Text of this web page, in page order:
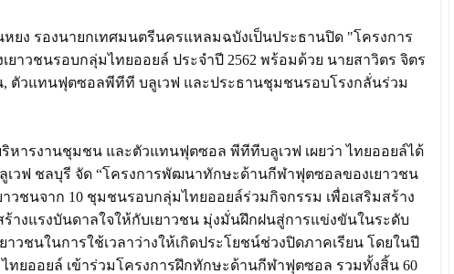
หยง รองนายกเทศมนตรีนครแหลมฉบังเป็นประธานปิด "โครงการ
วชนรอบกลุ่มไทยออยล์ ประจำปี 2562 พร้อมด้วย นายสาวิตร จิตร
ตัวแทนฟุตซอลพีทีที บลูเวฟ และประธานชุมชนรอบโรงกลั่นร่วม
หารงานชุมชน และตัวแทนฟุตซอล พีทีทีบลูเวฟ เผยว่า ไทยออยล์ได้
วฟ ชลบุรี จัด “โครงการพัฒนาทักษะด้านกีฬาฟุตซอลของเยาวชน
วชนจาก 10 ชุมชนรอบกลุ่มไทยออยล์ร่วมกิจกรรม เพื่อเสริมสร้าง
างแรงบันดาลใจให้กับเยาวชน มุ่งมั่นฝึกฝนสู่การแข่งขันในระดับ
าวชนในการใช้เวลาว่างให้เกิดประโยชน์ช่วงปิดภาคเรียน โดยในปี
ทยออยล์ เข้าร่วมโครงการฝึกทักษะด้านกีฬาฟุตซอล รวมทั้งสิ้น 60